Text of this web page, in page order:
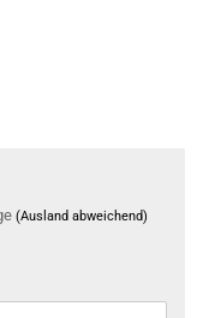
(Ausland abweichend)